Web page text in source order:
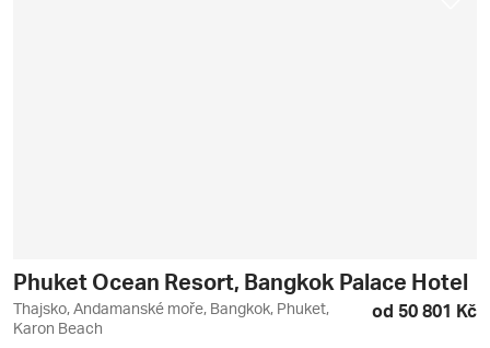
Phuket Ocean Resort, Bangkok Palace Hotel
Thajsko, Andamanské moře, Bangkok, Phuket,
Karon Beach
od 50 801 Kč